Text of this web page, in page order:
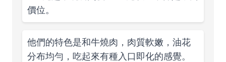
價位。
他們的特色是和牛燒肉，肉質軟嫩，油花
分布均勻，吃起來有種入口即化的感覺。